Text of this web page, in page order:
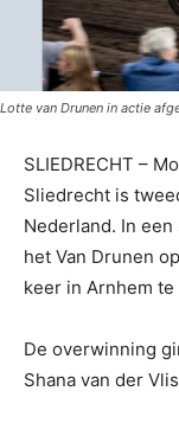
Lotte van Drunen in actie
SLIEDRECHT –
Sliedrecht is
Nederland. In
het Van Drunen
keer in Arnhem te
De overwinning
Shana van der